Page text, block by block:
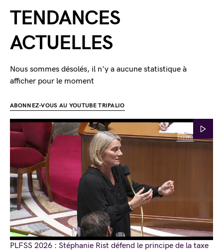
TENDANCES
ACTUELLES
Nous sommes désolés, il n'y a aucune statistique à
afficher pour le moment
ABONNEZ-VOUS AU YOUTUBE TRIPALIO
PLFSS 2026 : Stéphanie Rist défend le principe de la taxe